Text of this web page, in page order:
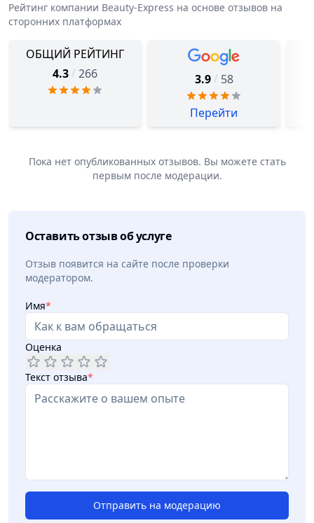
Рейтинг компании Beauty-Express на основе отзывов на
сторонних платформах
ОБЩИЙ РЕЙТИНГ
4.3 / 266 3.9 / 58
Перейти
Пока нет опубликованных отзывов. Вы можете стать
первым после модерации.
Оставить отзыв об услуге
Отзыв появится на сайте после проверки
модератором.
Имя*
Оценка
Текст отзыва*
Отправить на модерацию